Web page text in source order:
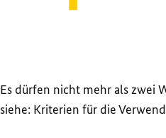
Es dürfen nicht mehr als zwei
siehe: Kriterien für die